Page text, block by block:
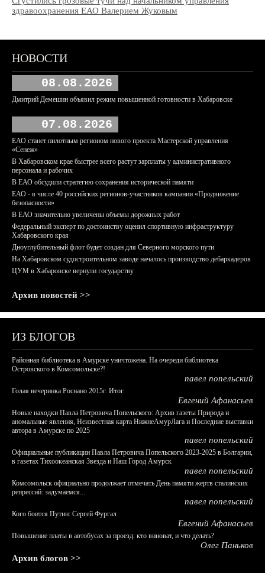
здравоохранения ЕАО Валерием Жуковым
НОВОСТИ
08.08.2026
Дмитрий Демешин объявил режим повышенной готовности в Хабаровске
07.08.2026
ЕАО станет пилотным регионом нового проекта Мастерской управления
«Сенеж»
В Хабаровском крае быстрее всего растут зарплаты у административного
персонала и рабочих
В ЕАО обсудили стратегию сохранения исторической памяти
ЕАО - в числе 40 российских регионов-участников кампании «Продвижение
безопасности»
В ЕАО значительно увеличены объемы дорожных работ
Федеральный эксперт по достоинству оценил спортивную инфраструктуру
Хабаровского края
Дноуглубительный флот будет создан для Северного морского пути
На Хабаровском судостроительном заводе началось производство дебаркадеров
ЦУМ в Хабаровске вернули государству
Архив новостей >>
ИЗ БЛОГОВ
Районная библиотека в Амурске уничтожена. На очереди библиотека
Островского в Комсомольске?!
павел попельский
Голая вечеринка Роснано 2015г. Итог.
Евгений Афанасьев
Новые находки Павла Петровича Попельского: Архив газеты Природа и
аномальные явления, Неизвестная карта НижнеАмурЛага и Последние выставки
автора в Амурске по 2025
павел попельский
Официальные публикации Павла Петровича Попельского 2023-2025 в Болгарии,
в газетах Тихоокеанская Звезда и Наш Город Амурск
павел попельский
Комсомольск официально продолжает отмечать День памяти жертв сталинских
репрессий: задумаемся...
павел попельский
Кого боится Путин: Сергей Фургал
Евгений Афанасьев
Повышение платы в автобусах за проезд: кто виноват, и что делать?
Олег Паньков
Архив блогов >>